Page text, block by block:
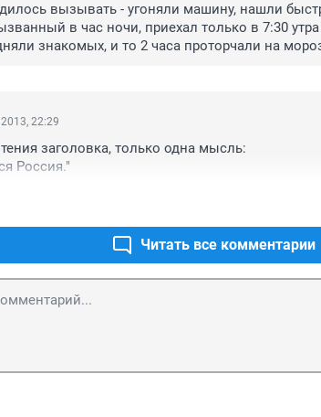
вызывать - угоняли машину, нашли
в час ночи, приехал только в 7:30
знакомых, и то 2 часа проторчали на
22:29
заголовка, только одна мысль:
Россия."
Читать все комментарии